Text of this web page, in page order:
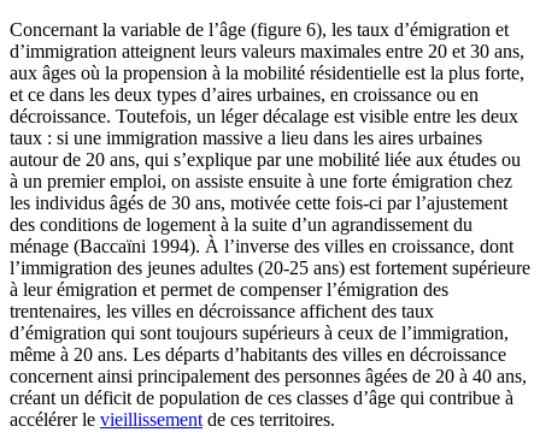
Concernant la variable de l’âge (figure 6), les taux d’émigration et
d’immigration atteignent leurs valeurs maximales entre 20 et 30 ans,
aux âges où la propension à la mobilité résidentielle est la plus forte,
et ce dans les deux types d’aires urbaines, en croissance ou en
décroissance. Toutefois, un léger décalage est visible entre les deux
taux : si une immigration massive a lieu dans les aires urbaines
autour de 20 ans, qui s’explique par une mobilité liée aux études ou
à un premier emploi, on assiste ensuite à une forte émigration chez
les individus âgés de 30 ans, motivée cette fois-ci par l’ajustement
des conditions de logement à la suite d’un agrandissement du
ménage (Baccaïni 1994). À l’inverse des villes en croissance, dont
l’immigration des jeunes adultes (20‑25 ans) est fortement supérieure
à leur émigration et permet de compenser l’émigration des
trentenaires, les villes en décroissance affichent des taux
d’émigration qui sont toujours supérieurs à ceux de l’immigration,
même à 20 ans. Les départs d’habitants des villes en décroissance
concernent ainsi principalement des personnes âgées de 20 à 40 ans,
créant un déficit de population de ces classes d’âge qui contribue à
accélérer le vieillissement de ces territoires.